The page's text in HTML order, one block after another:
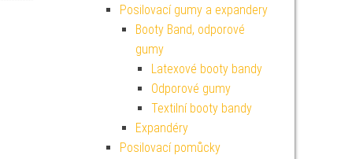
Posilovací gumy a expandery
Booty Band, odporové
gumy
Latexové booty bandy
Odporové gumy
Textilní booty bandy
Expandéry
Posilovací pomůcky